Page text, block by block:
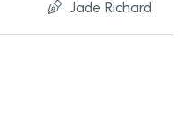
Jade Richard